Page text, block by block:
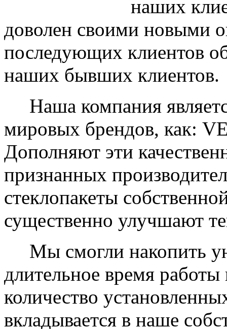
наших
доволен своими новыми
последующих клиентов
наших бывших клиентов.
Наша компания
мировых брендов, как:
Дополняют эти
признанных
стеклопакеты
существенно улучшают
Мы смогли накопить
длительное время
количество
вкладывается в наше